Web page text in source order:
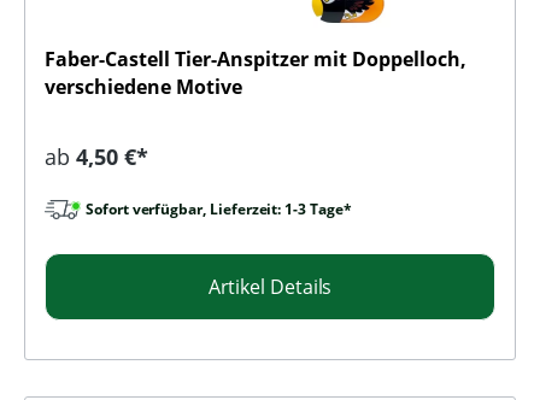
Faber-Castell Tier-Anspitzer mit Doppelloch,
verschiedene Motive
Regulärer Preis:
ab 4,50 €*
Sofort verfügbar, Lieferzeit: 1-3 Tage*
Artikel Details